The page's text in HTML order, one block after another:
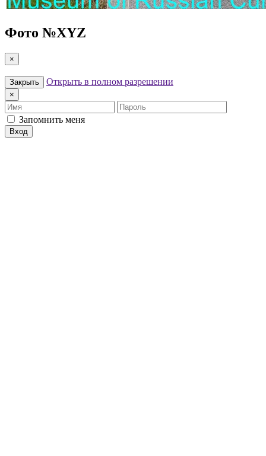
Фото №XYZ
×
Закрыть Открыть в полном разрешении
×
Имя
Пароль
Запомнить меня
Вход